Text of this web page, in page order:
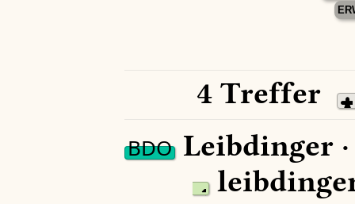
4 Treffer
BDOLeibdinger